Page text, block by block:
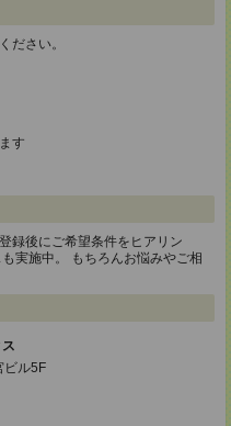
ださい。
す
録後にご希望条件をヒアリン
実施中。 もちろんお悩みやご相
ル5F